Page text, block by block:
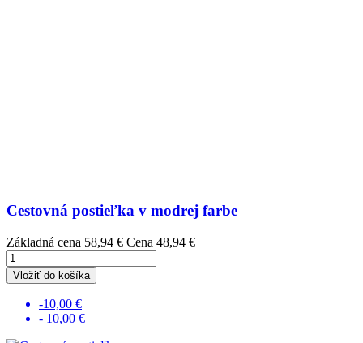
Cestovná postieľka v modrej farbe
Základná cena 58,94 € Cena 48,94 €
Vložiť do košíka
-10,00 €
- 10,00 €